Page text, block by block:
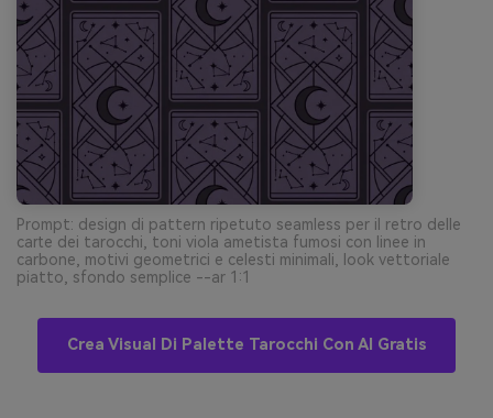
Prompt: design di pattern ripetuto seamless per il retro delle
carte dei tarocchi, toni viola ametista fumosi con linee in
carbone, motivi geometrici e celesti minimali, look vettoriale
piatto, sfondo semplice --ar 1:1
Crea Visual Di Palette Tarocchi Con AI Gratis